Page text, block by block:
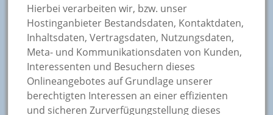
Hierbei verarbeiten wir, bzw. unser
Hostinganbieter Bestandsdaten, Kontaktdaten,
Inhaltsdaten, Vertragsdaten, Nutzungsdaten,
Meta- und Kommunikationsdaten von Kunden,
Interessenten und Besuchern dieses
Onlineangebotes auf Grundlage unserer
berechtigten Interessen an einer effizienten
und sicheren Zurverfügungstellung dieses